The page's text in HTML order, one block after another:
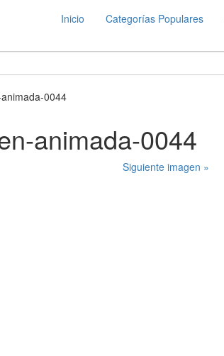
Inicio Categorías Populares
0044
animada-0044
Siguiente imagen »